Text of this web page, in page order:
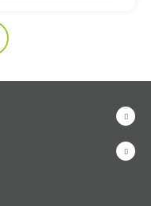
Next